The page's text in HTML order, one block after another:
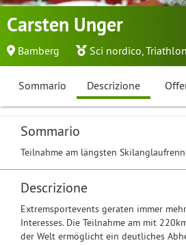
Carsten Unger
Bamberg Sci nordico,Triathlon
Sommario Descrizione
Sommario
Teilnahme am längsten
Descrizione
Extremsportevents geraten immer
Interesses. Die Teilnahme am mit
der Welt ermöglicht ein deutliches